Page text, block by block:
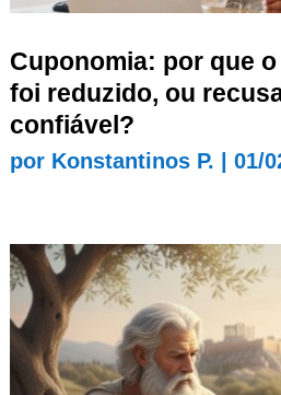
Cuponomia: por que
foi reduzido, ou
confiável?
por Konstantinos P. 01/